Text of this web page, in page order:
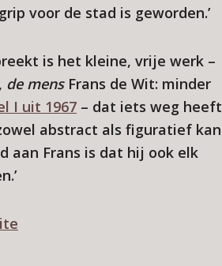
voor de stad is geworden.’
is het kleine, vrije werk –
de mensFrans de Wit: minder
I uit 1967 – dat iets weg heeft
abstract als figuratief kan
aan Frans is dat hij ook elk